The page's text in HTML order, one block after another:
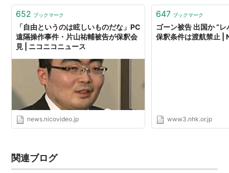
652 ブックマーク
「自由というのは眩しいものだな」PC
遠隔操作事件・片山祐輔被告が保釈会
見 | ニコニコニュース
news.nicovideo.jp
647 ブックマーク
ゴーン被告 出国か “
保釈条件は渡航禁止 |
www3.nhk.or.jp
関連ブログ